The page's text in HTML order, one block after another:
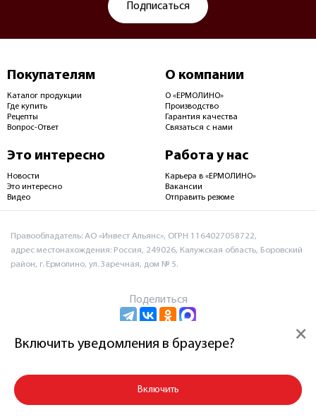
Подписаться
Покупателям
Каталог продукции
Где купить
Рецепты
Вопрос-Ответ
О компании
О «ЕРМОЛИНО»
Производство
Гарантия качества
Связаться с нами
Это интересно
Новости
Это интересно
Видео
Работа у нас
Карьера в «ЕРМОЛИНО»
Вакансии
Отправить резюме
Правообладатель: АО «Инвест Альянс», ОГРН 1164027058722,
адрес местонахождения: Россия, 249026, Калужская область, Боровский
район, г. Ермолино, ул. Заречная, дом № 5.
Поделиться
Пользовательское соглашение и политика
×
Включить уведомления в браузере?
Включить